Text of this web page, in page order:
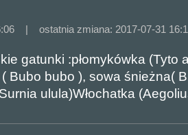
| ostatnia zmiana: 2017-07-31
gatunki :płomykówka (Tyto
Bubo bubo ), sowa śnieżna(
ulula)Włochatka